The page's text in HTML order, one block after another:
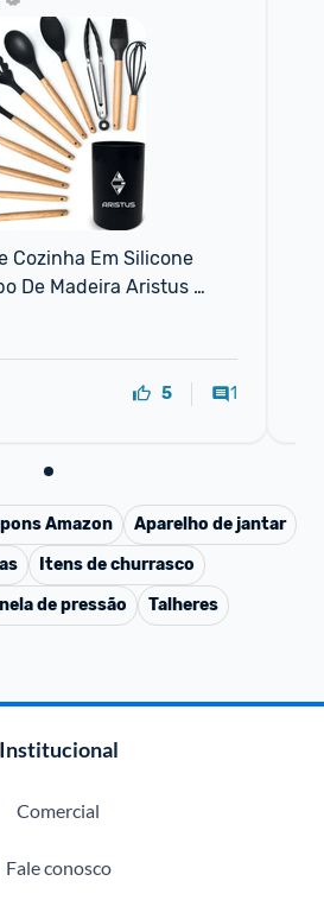
Cozinha Em Silicone
De Madeira Aristus
Até 220°c,
5 1
Amazon
Aparelho de jantar
Itens de churrasco
de pressão Talheres
Institucional
Comercial
Fale conosco